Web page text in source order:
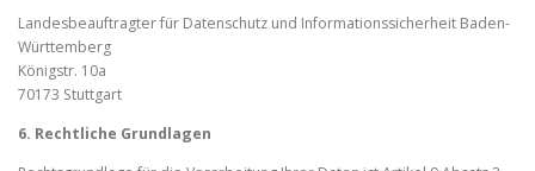
Landesbeauftragter für Datenschutz und Informationssicherheit Baden-
Württemberg
Königstr. 10a
70173 Stuttgart
6. Rechtliche Grundlagen